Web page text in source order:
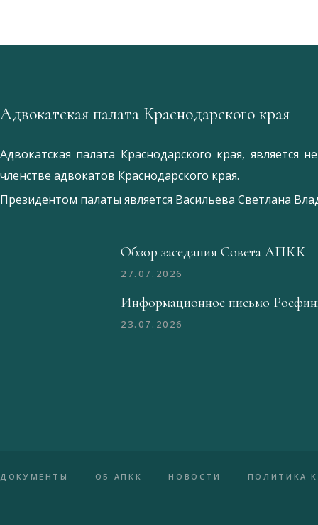
Адвокатская палата Краснодарского края
Адвокатская палата Краснодарского края, является
членстве адвокатов Краснодарского края.
Президентом палаты является Ваcильева Светлана
Обзор заседания Совета АПКК
27.07.2026
Информационное письмо
23.07.2026
ДОКУМЕНТЫ ОБ АПКК НОВОСТИ ПОЛИТИКА